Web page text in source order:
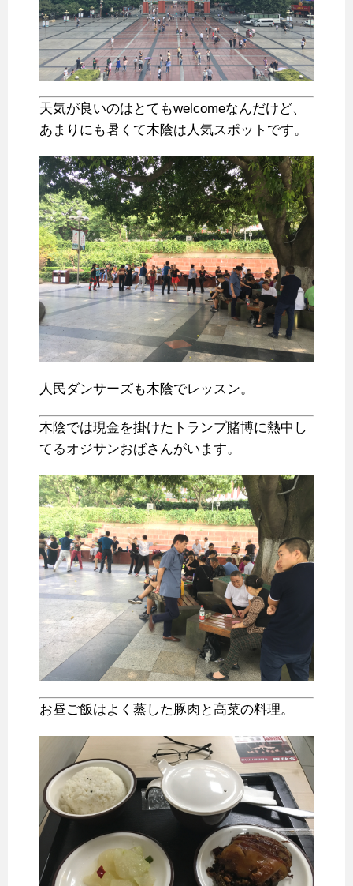
天気が良いのはとてもwelcomeなんだけど、
あまりにも暑くて木陰は人気スポットです。
人民ダンサーズも木陰でレッスン。
木陰では現金を掛けたトランプ賭博に熱中し
てるオジサンおばさんがいます。
お昼ご飯はよく蒸した豚肉と高菜の料理。